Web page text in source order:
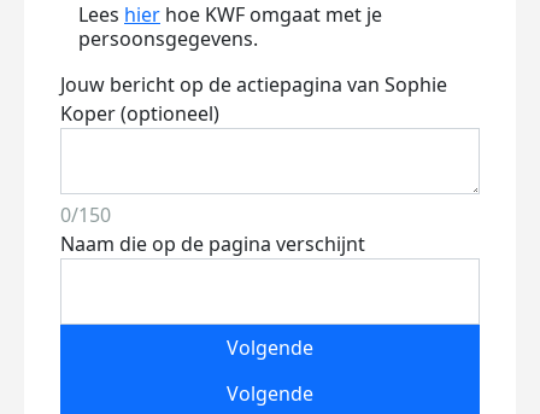
Lees hier hoe KWF omgaat met je
persoonsgegevens.
Jouw bericht op de actiepagina van Sophie
Koper (optioneel)
0/150
Naam die op de pagina verschijnt
Volgende
Volgende